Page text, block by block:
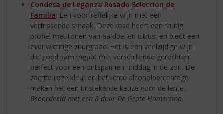
Condesa de Leganza Rosado Selección de
Familia: Een voortreffelijke wijn met een
verfrissende smaak. Deze rosé heeft een fruitig
profiel met tonen van aardbei en citrus, en biedt een
evenwichtige zuurgraad. Het is een veelzijdige wijn
die goed samengaat met verschillende gerechten,
perfect voor een ontspannen middag in de zon. De
zachte roze kleur en het lichte alcoholpercentage
maken het een uitstekende keuze voor de lente.
Beoordeeld met een 8 door De Grote Hamersma.